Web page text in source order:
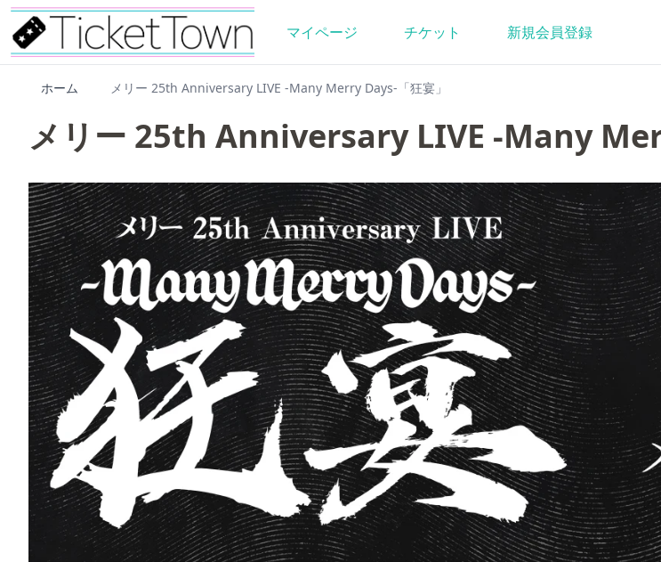
マイページ チケット 新規会員登録
ホーム メリー 25th Anniversary LIVE -Many Merry Days-「狂宴」
メリー 25th Anniversary LIVE -Many